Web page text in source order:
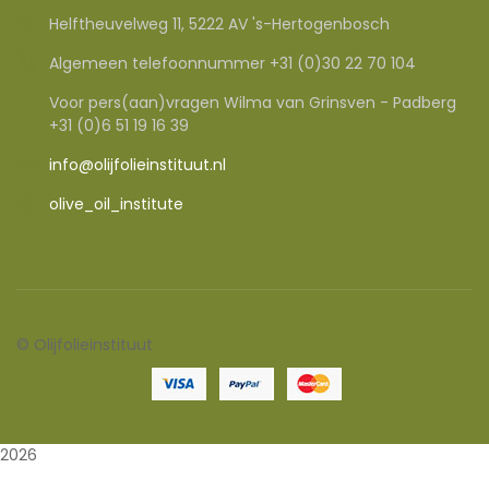
Helftheuvelweg 11, 5222 AV 's-Hertogenbosch
Algemeen telefoonnummer +31 (0)30 22 70 104
Voor pers(aan)vragen Wilma van Grinsven - Padberg
+31 (0)6 51 19 16 39
info@olijfolieinstituut.nl
olive_oil_institute
© Olijfolieinstituut
2026